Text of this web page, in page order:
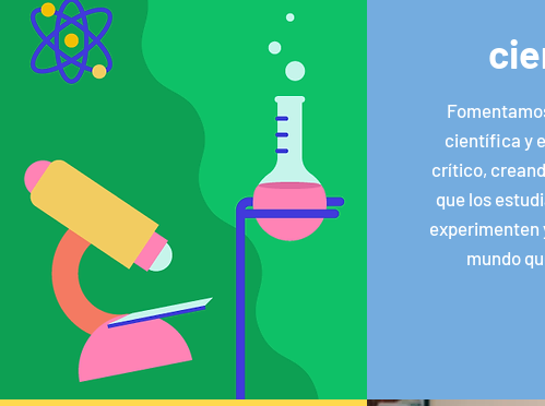
científica y
crítico,
que los
experimenten
mundo